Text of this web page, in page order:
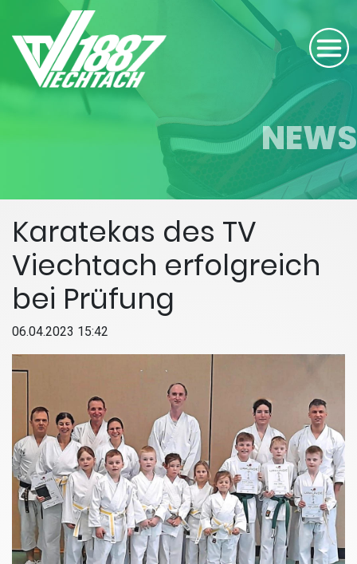
NEWS
Karatekas des TV
Viechtach erfolgreich
bei Prüfung
06.04.2023 15:42